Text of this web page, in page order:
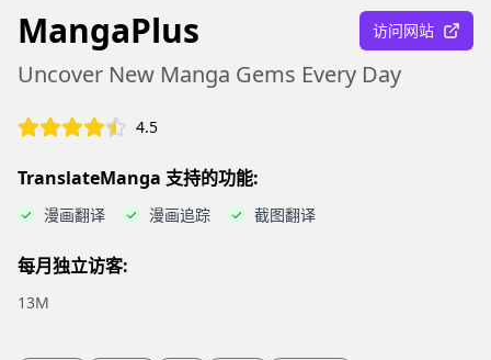
MangaPlus 访问网站
Uncover New Manga Gems Every Day
4.5
TranslateManga 支持的功能:
漫画翻译 漫画追踪 截图翻译
每月独立访客:
13M